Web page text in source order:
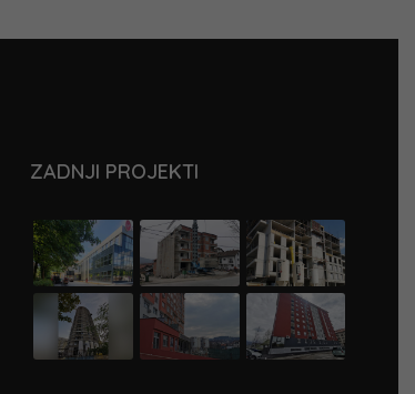
ZADNJI PROJEKTI